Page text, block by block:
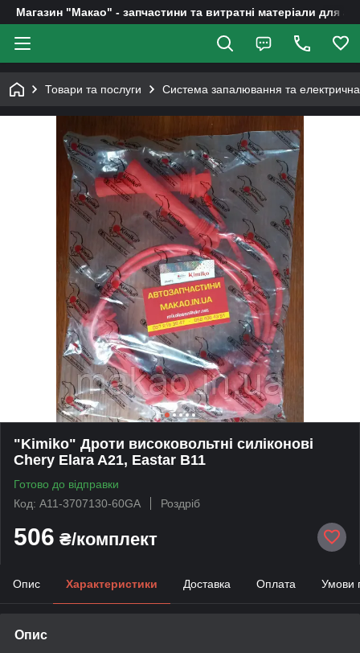
Магазин "Макао" - запчастини та витратні матеріали для
Товари та послуги Система запалювання та
"Kimiko" Дроти високовольтні силіконові
Chery Elara A21, Eastar B11
Готово до відправки
Код: A11-3707130-60GA
Роздріб
506 ₴/комплект
Опис Характеристики Доставка Оплата Умови
Опис